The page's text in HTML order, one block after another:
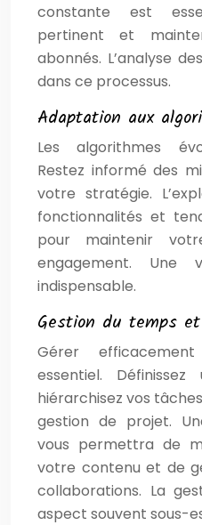
constante est
pertinent et
abonnés. L’analyse
dans ce processus.
Adaptation aux
Les algorithmes
Restez informé des
votre stratégie.
fonctionnalités et
pour maintenir
engagement. Une
indispensable.
Gestion du temps
Gérer
essentiel.
hiérarchisez vos
gestion de projet.
vous permettra de
votre contenu et de
collaborations. La
aspect souvent sous-